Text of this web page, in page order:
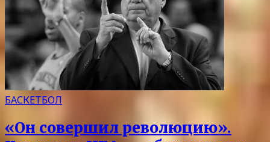
БАСКЕТБОЛ
«Он совершил революцию».